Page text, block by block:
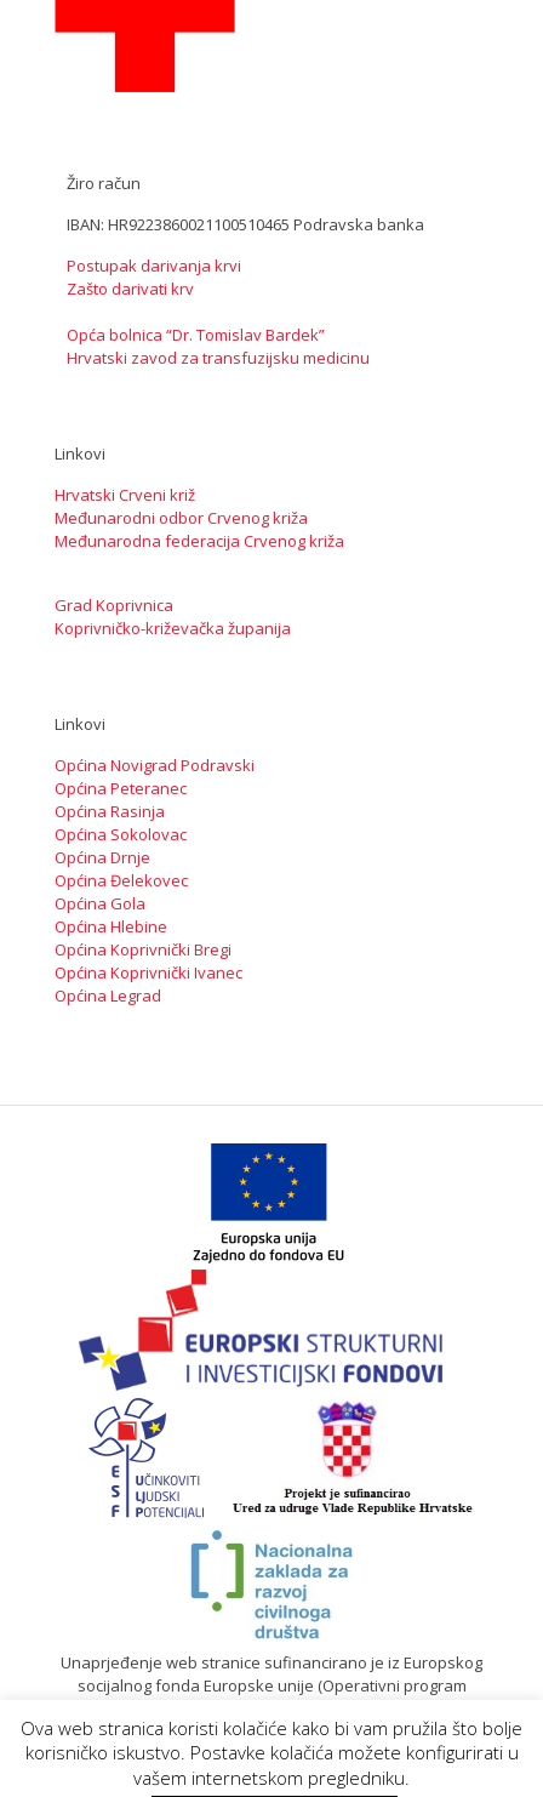
Žiro račun
IBAN: HR9223860021100510465 Podravska banka
Postupak darivanja krvi
Zašto darivati krv
Opća bolnica “Dr. Tomislav Bardek”
Hrvatski zavod za transfuzijsku medicinu
Linkovi
Hrvatski Crveni križ
Međunarodni odbor Crvenog križa
Međunarodna federacija Crvenog križa
Grad Koprivnica
Koprivničko-križevačka županija
Linkovi
Općina Novigrad Podravski
Općina Peteranec
Općina Rasinja
Općina Sokolovac
Općina Drnje
Općina Đelekovec
Općina Gola
Općina Hlebine
Općina Koprivnički Bregi
Općina Koprivnički Ivanec
Općina Legrad
Unaprjeđenje web stranice sufinancirano je iz Europskog
socijalnog fonda Europske unije (Operativni program
© 2020. Sadržaj mrežne stranice isključiva je odgovornost
Gradskog društva Crvenog križa Koprivnica | Izrada web
Ova web stranica koristi kolačiće kako bi vam pružila što bolje
korisničko iskustvo. Postavke kolačića možete konfigurirati u
vašem internetskom pregledniku.